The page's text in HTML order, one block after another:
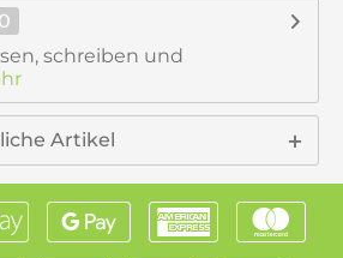
0
schreiben und
Artikel